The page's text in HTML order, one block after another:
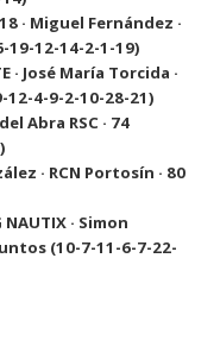
· Miguel Fernández ·
19-12-14-2-1-19)
· José María Torcida ·
12-4-9-2-10-28-21)
Abra RSC · 74
· RCN Portosín · 80
NAUTIX · Simon
(10-7-11-6-7-22-